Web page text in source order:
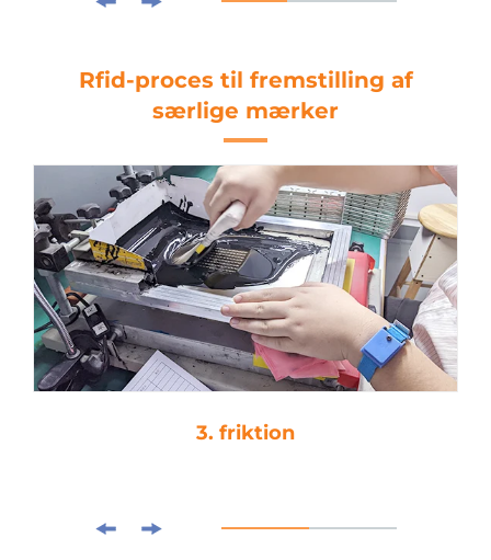
Rfid-proces til fremstilling af
særlige mærker
3. friktion